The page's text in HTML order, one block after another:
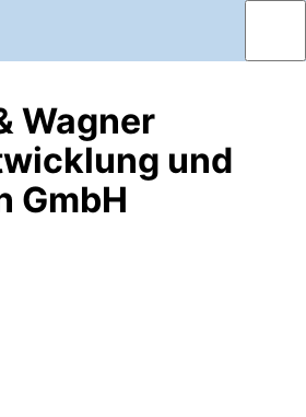
Wagner
und
GmbH